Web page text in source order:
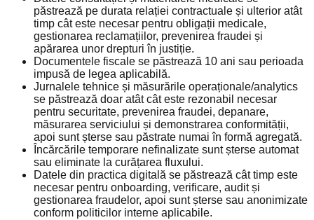
păstrează pe durata relației contractuale și ulterior atât
timp cât este necesar pentru obligații medicale,
gestionarea reclamațiilor, prevenirea fraudei și
apărarea unor drepturi în justiție.
Documentele fiscale se păstrează 10 ani sau perioada
impusă de legea aplicabilă.
Jurnalele tehnice și măsurările operaționale/analytics
se păstrează doar atât cât este rezonabil necesar
pentru securitate, prevenirea fraudei, depanare,
măsurarea serviciului și demonstrarea conformității,
apoi sunt șterse sau păstrate numai în formă agregată.
Încărcările temporare nefinalizate sunt șterse automat
sau eliminate la curățarea fluxului.
Datele din practica digitală se păstrează cât timp este
necesar pentru onboarding, verificare, audit și
gestionarea fraudelor, apoi sunt șterse sau anonimizate
conform politicilor interne aplicabile.